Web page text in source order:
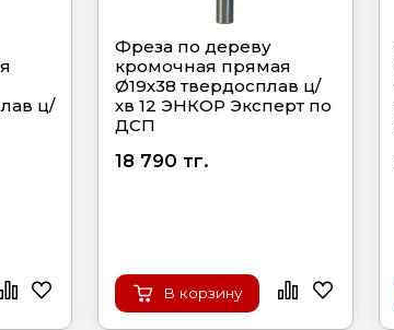
ц/
Фреза по дереву
кромочная прямая
Ø19х38 твердосплав ц/
хв 12 ЭНКОР Эксперт по
ДСП
18 790 тг.
В корзину